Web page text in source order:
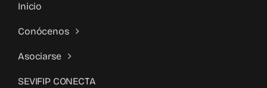
Inicio
Conócenos
Asociarse
SEVIFIP CONECTA